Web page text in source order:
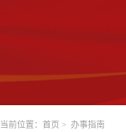
当前位置：首页 > 办事指南